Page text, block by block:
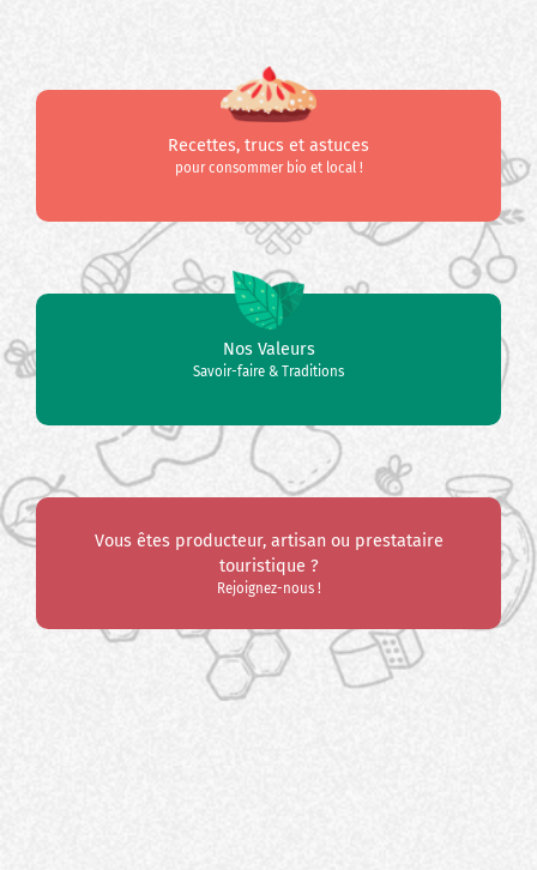
Recettes, trucs et astuces
pour consommer bio et local !
Nos Valeurs
Savoir-faire & Traditions
Vous êtes producteur, artisan ou prestataire
touristique ?
Rejoignez-nous !